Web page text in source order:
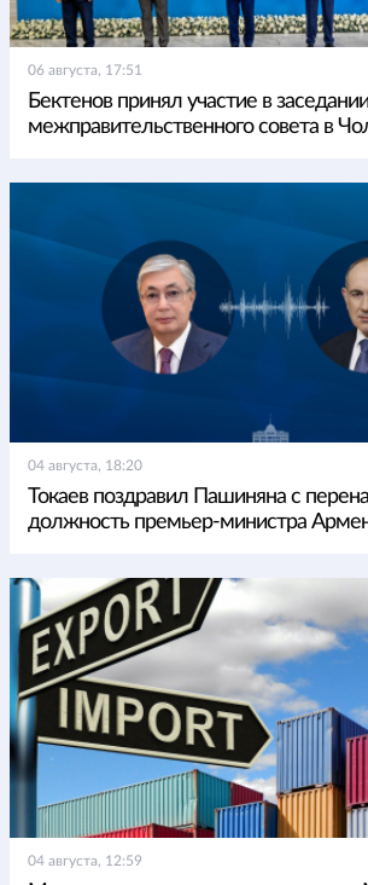
06 августа, 17:51
Бектенов принял участие в
межправительственного совета в
04 августа, 18:20
Токаев поздравил Пашиняна с
должность премьер-министра
04 августа, 12:59